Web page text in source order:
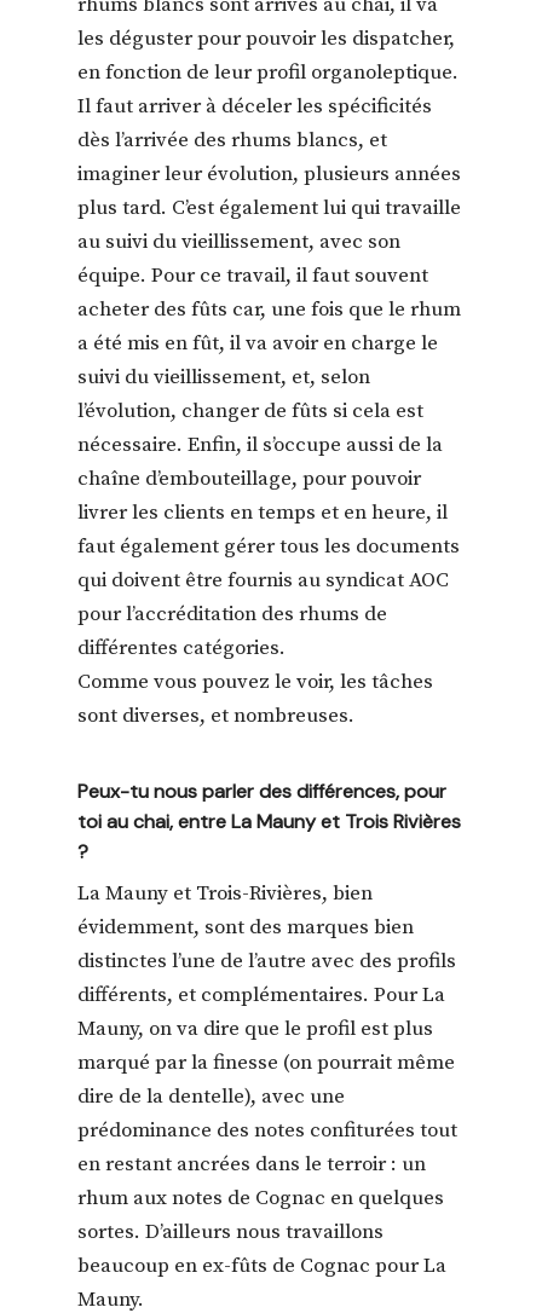
les déguster pour pouvoir les dispatcher,
en fonction de leur profil organoleptique.
Il faut arriver à déceler les spécificités
dès l’arrivée des rhums blancs, et
imaginer leur évolution, plusieurs années
plus tard. C’est également lui qui travaille
au suivi du vieillissement, avec son
équipe. Pour ce travail, il faut souvent
acheter des fûts car, une fois que le rhum
a été mis en fût, il va avoir en charge le
suivi du vieillissement, et, selon
l’évolution, changer de fûts si cela est
nécessaire. Enfin, il s’occupe aussi de la
chaîne d’embouteillage, pour pouvoir
livrer les clients en temps et en heure, il
faut également gérer tous les documents
qui doivent être fournis au syndicat AOC
pour l’accréditation des rhums de
différentes catégories.
Comme vous pouvez le voir, les tâches
sont diverses, et nombreuses.
Peux-tu nous parler des différences, pour
toi au chai, entre La Mauny et Trois Rivières
?
La Mauny et Trois-Rivières, bien
évidemment, sont des marques bien
distinctes l’une de l’autre avec des profils
différents, et complémentaires. Pour La
Mauny, on va dire que le profil est plus
marqué par la finesse (on pourrait même
dire de la dentelle), avec une
prédominance des notes confiturées tout
en restant ancrées dans le terroir : un
rhum aux notes de Cognac en quelques
sortes. D’ailleurs nous travaillons
beaucoup en ex-fûts de Cognac pour La
Mauny.